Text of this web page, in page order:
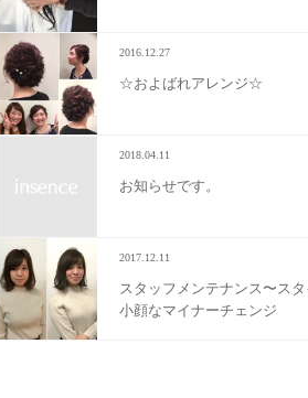
2016.12.27
☆およばれアレンジ☆
2018.04.11
お知らせです。
2017.12.11
スタッフメンテナンス〜ス
小顔なマイナーチェンジ